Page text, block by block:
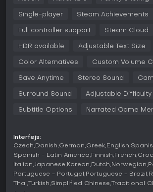
Walka w The Last of Us Part II Remastered
się, starcia w zwarciu i zarządzanie
tworzenia apteczek czy prowizorycznej
podejścia, by uniknąć wykrycia.
elastyczne strategie - uniki, precyzyjne
wykorzystywanie pułapek środowiskowych.
odgrywa kluczową rolę, oferując otwarte
bocznymi ścieżkami i ukrytymi
opisowe audio czy konwersja mowy na
Gra umożliwia pełne dostosowanie
myszką i klawiaturą, jak i padem - dla
najgorętszych momentach. Technologie jak
AMD FSR 3.1 zapewniają wysokie FPS
wymagających scenach z bogatą grafiką.
Single-player Steam Achievements
Full controller support Steam Cloud
HDR available Adjustable Text Size
Color Alternatives Custom Volume
Save Anytime Stereo Sound
Surround Sound Adjustable Difficulty
Subtitle Options Narrated Game
Interfejs:
Czech Danish German Greek English
Spanish - Latin America Finnish French
Italian Japanese Korean Dutch Norwegian
Portuguese - Portugal
Portuguese - Brazil
Thai Turkish Simplified Chinese Traditional